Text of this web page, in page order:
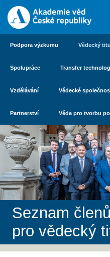
Podpora výzkumu Vědecký
Spolupráce Transfer
Vzdělávání Vědecké
Partnerství Věda pro tvorbu
Seznam
pro vědecký